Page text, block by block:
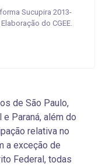
Sucupira 2013-
do CGEE.
de São Paulo,
e Paraná, além do
relativa no
a exceção de
Federal, todas